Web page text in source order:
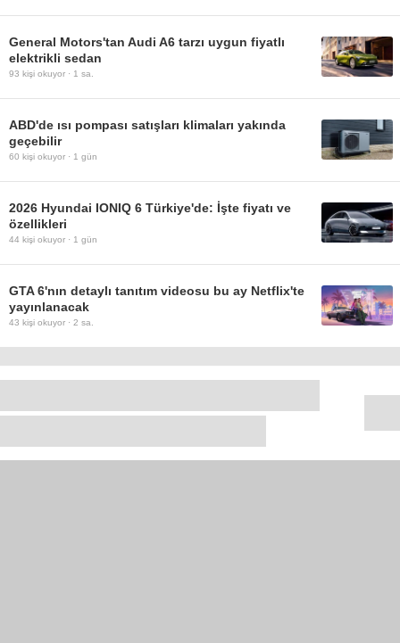
General Motors'tan Audi A6 tarzı uygun fiyatlı
elektrikli sedan
93 kişi okuyor · 1 sa.
ABD'de ısı pompası satışları klimaları yakında
geçebilir
60 kişi okuyor · 1 gün
2026 Hyundai IONIQ 6 Türkiye'de: İşte fiyatı ve
özellikleri
44 kişi okuyor · 1 gün
GTA 6'nın detaylı tanıtım videosu bu ay Netflix'te
yayınlanacak
43 kişi okuyor · 2 sa.